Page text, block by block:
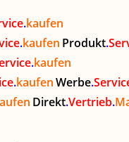
.kaufen
.kaufen Produkt.
.kaufen
.kaufen Werbe.
Direkt.Vertrieb.